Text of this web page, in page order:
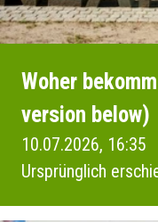
Woher
version below)
10.07.2026, 16:35
Ursprünglich